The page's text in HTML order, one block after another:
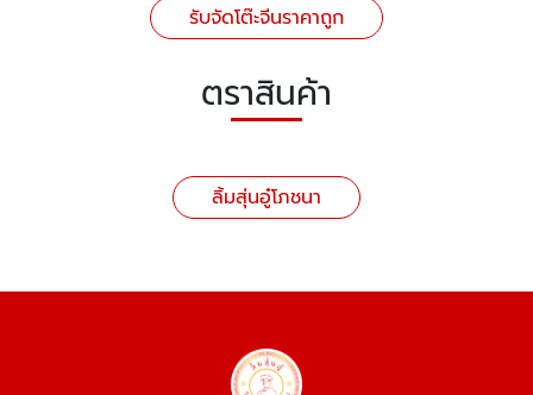
รับจัดโต๊ะจีนราคาถูก
ตราสินค้า
ลิ้มสุ่นอู๋โภชนา